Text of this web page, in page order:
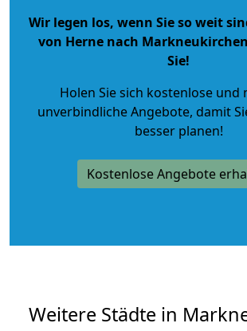
Wir legen los, wenn Sie so weit
von Herne nach
Sie!
Holen Sie sich kostenlose und
unverbindliche Angebote, damit
besser planen!
Kostenlose Angebote
Weitere Städte in